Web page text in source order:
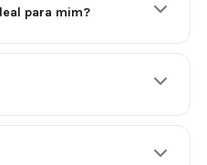
para mim?